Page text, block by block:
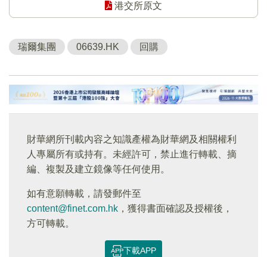
港交所原文
瑞爾集團 06639.HK 回購
財華網所刊載內容之知識產權為財華網及相關權利
人專屬所有或持有。未經許可，禁止進行轉載、摘
編、複製及建立鏡像等任何使用。
如有意願轉載，請發郵件至
content@finet.com.hk ，獲得書面確認及授權後，
方可轉載。
下載APP